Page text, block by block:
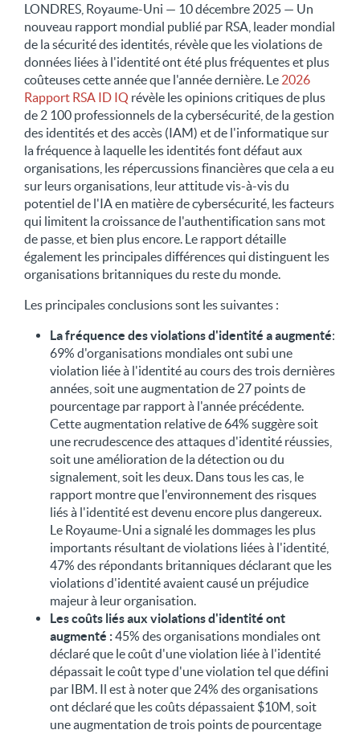
LONDRES, Royaume-Uni — 10 décembre 2025 — Un
nouveau rapport mondial publié par RSA, leader mondial
de la sécurité des identités, révèle que les violations de
données liées à l'identité ont été plus fréquentes et plus
coûteuses cette année que l'année dernière. Le 2026
Rapport RSA ID IQ révèle les opinions critiques de plus
de 2 100 professionnels de la cybersécurité, de la gestion
des identités et des accès (IAM) et de l'informatique sur
la fréquence à laquelle les identités font défaut aux
organisations, les répercussions financières que cela a eu
sur leurs organisations, leur attitude vis-à-vis du
potentiel de l'IA en matière de cybersécurité, les facteurs
qui limitent la croissance de l'authentification sans mot
de passe, et bien plus encore. Le rapport détaille
également les principales différences qui distinguent les
organisations britanniques du reste du monde.
Les principales conclusions sont les suivantes :
La fréquence des violations d'identité a augmenté:
69% d'organisations mondiales ont subi une
violation liée à l'identité au cours des trois dernières
années, soit une augmentation de 27 points de
pourcentage par rapport à l'année précédente.
Cette augmentation relative de 64% suggère soit
une recrudescence des attaques d'identité réussies,
soit une amélioration de la détection ou du
signalement, soit les deux. Dans tous les cas, le
rapport montre que l'environnement des risques
liés à l'identité est devenu encore plus dangereux.
Le Royaume-Uni a signalé les dommages les plus
importants résultant de violations liées à l'identité,
47% des répondants britanniques déclarant que les
violations d'identité avaient causé un préjudice
majeur à leur organisation.
Les coûts liés aux violations d'identité ont
augmenté :45% des organisations mondiales ont
déclaré que le coût d'une violation liée à l'identité
dépassait le coût type d'une violation tel que défini
par IBM. Il est à noter que 24% des organisations
ont déclaré que les coûts dépassaient $10M, soit
une augmentation de trois points de pourcentage